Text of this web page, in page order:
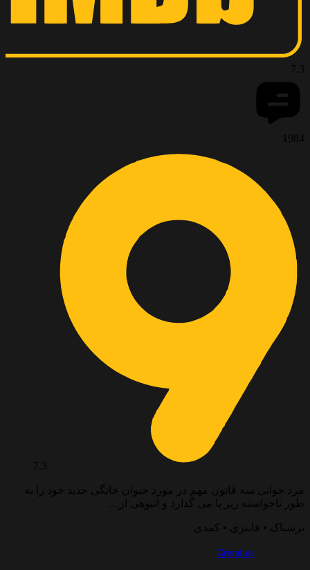
7.3
جوانی سه قانون مهم در مورد حیوان خانگی جدید خود را به
ناخواسته زیر پا می گذارد و انبوهی از…
• فانتزی • کمدی
Gremlins